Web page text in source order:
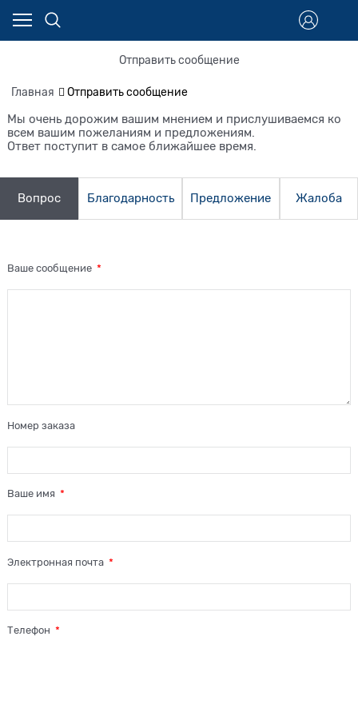
Отправить сообщение
Главная Отправить сообщение
Мы очень дорожим вашим мнением и прислушиваемся ко
всем вашим пожеланиям и предложениям.
Ответ поступит в самое ближайшее время.
Вопрос Благодарность Предложение Жалоба
Ваше сообщение
Номер заказа
Ваше имя
Электронная почта
Телефон